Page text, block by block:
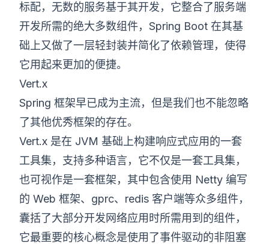
标配，无数的服务基于其开发，它整合了服务端
开发所需的绝大多数组件，Spring Boot 在其基
础上又做了一层轻封装并简化了依赖管理，使得
它用起来更加的便捷。
Vert.x
Spring 框架早已成为主流，但是我们也不能忽略
了其他优秀框架的存在。
Vert.x 是在 JVM 基础上构建响应式应用的一套
工具集，支持多种语言，它不仅是一套工具集，
也可视作是一套框架，其中包含使用 Netty 编写
的 Web 框架、gprc、redis 客户端等众多组件，
囊括了大部分开发网络应用时所需用到的组件，
它最重要的核心概念是使用了事件驱动的非阻塞